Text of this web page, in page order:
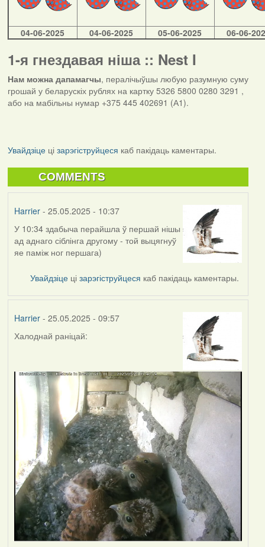
04-06-2025 04-06-2025 05-06-2025 06-06-
1-я гнездавая ніша :: Nest I
Нам можна дапамагчы, пералічыўшы любую разумную суму
грошай у беларускіх рублях на картку 5326 5800 0280 3291 ,
або на мабільны нумар +375 445 402691 (А1).
Увайдзіцеці зарэгіструйцеся каб пакідаць каментары.
COMMENTS
Harrier- 25.05.2025 - 10:37
У 10:34 здабыча перайшла ў першай нішы
ад аднаго сіблінга другому - той выцягнуў
яе паміж ног першага)
Увайдзіце цізарэгіструйцеся каб пакідаць каментары.
Harrier- 25.05.2025 - 09:57
Халоднай раніцай: